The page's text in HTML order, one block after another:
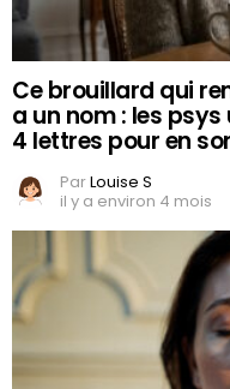
Ce brouillard qui
a un nom : les
4 lettres pour en
ParLouise S
il y a environ 4 mois